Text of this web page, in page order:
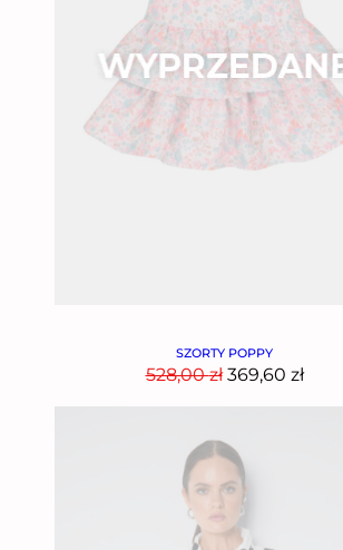
SZORTY POPPY
528,00zł 369,60 zł